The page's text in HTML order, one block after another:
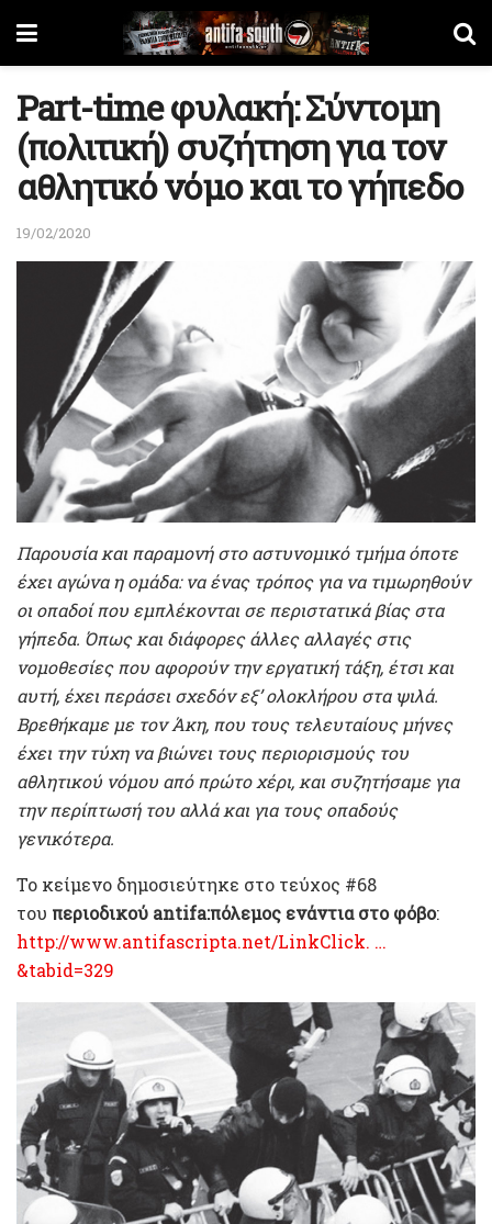
Part-time φυλακή: Σύντομη
(πολιτική) συζήτηση για τον
αθλητικό νόμο και το γήπεδο
19/02/2020
Παρουσία και παραμονή στο αστυνομικό τμήμα όποτε
έχει αγώνα η ομάδα: να ένας τρόπος για να τιμωρηθούν
οι οπαδοί που εμπλέκονται σε περιστατικά βίας στα
γήπεδα. Όπως και διάφορες άλλες αλλαγές στις
νομοθεσίες που αφορούν την εργατική τάξη, έτσι και
αυτή, έχει περάσει σχεδόν εξ’ ολοκλήρου στα ψιλά.
Βρεθήκαμε με τον Άκη, που τους τελευταίους μήνες
έχει την τύχη να βιώνει τους περιορισμούς του
αθλητικού νόμου από πρώτο χέρι, και συζητήσαμε για
την περίπτωσή του αλλά και για τους οπαδούς
γενικότερα.
To κείμενο δημοσιεύτηκε στο τεύχος #68
του περιοδικού antifa:πόλεμος ενάντια στο φόβο:
http://www.antifascripta.net/LinkClick. …
&tabid=329